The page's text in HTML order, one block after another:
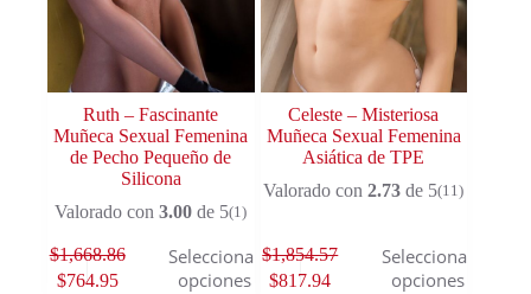
Ruth – Fascinante
Muñeca Sexual Femenina
de Pecho Pequeño de
Silicona
Valorado con3.00 de 5(1)
$1,668.86
$764.95
Seleccionar
opciones
Celeste – Misteriosa
Muñeca Sexual Femenina
Asiática de TPE
Valorado con2.73 de 5(11)
$1,854.57
$817.94
Seleccionar
opciones